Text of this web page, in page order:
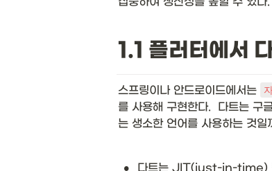
1.1 플러터에서
스프링이나 안드로이드에서는
를 사용해 구현한다.  다트는 구
는 생소한 언어를 사용하는 것
다트는 JIT(just-in-time)